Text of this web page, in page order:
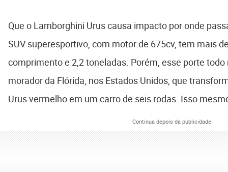
Que o Lamborghini Urus causa impacto por onde
SUV superesportivo, com motor de 675cv, tem mais
comprimento e 2,2 toneladas. Porém, esse porte
morador da Flórida, nos Estados Unidos, que
Urus vermelho em um carro de seis rodas. Isso
Continua depois da publicidade